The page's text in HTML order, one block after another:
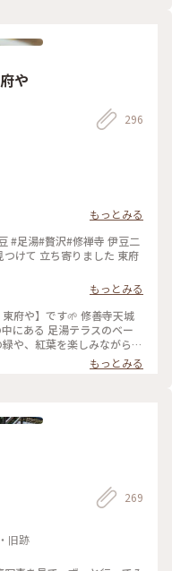
商店街 #桜井商店温泉ま
士山 #熱海駅 #熱海 #熱海市
っばいあったので、こっち
ゃった😂 #熱海温泉
ぷ静岡
や
296
もっとみる
湯#贅沢#修禅寺 伊豆二
けて 立ち寄りました 東府
もっとみる
です🌱 修善寺天城
にある 足湯テラスのベー
いパンをいただけます🥐🥪
大正時代を感じられるレ
美味しいパンがたくさんあ
もっとみる
旧跡
269